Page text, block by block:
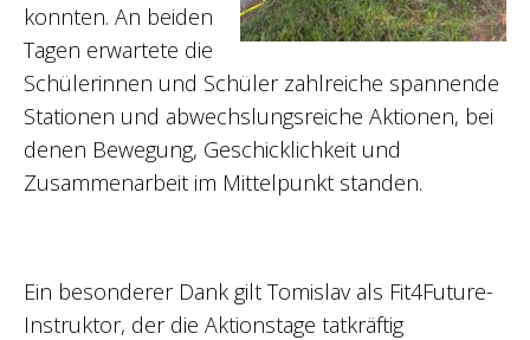
konnten. An beiden
Tagen erwartete die
Schülerinnen und Schüler zahlreiche spannende
Stationen und abwechslungsreiche Aktionen, bei
denen Bewegung, Geschicklichkeit und
Zusammenarbeit im Mittelpunkt standen.
Ein besonderer Dank gilt Tomislav als Fit4Future-
Instruktor, der die Aktionstage tatkräftig